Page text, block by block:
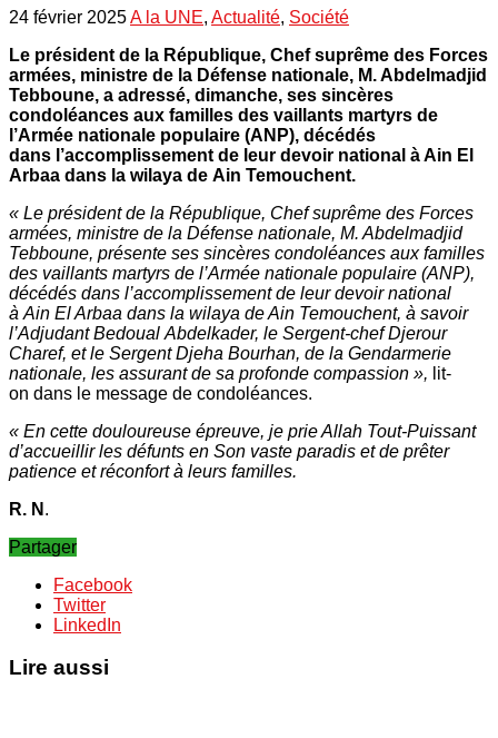
24 février 2025A la UNE, Actualité, Société
Le président de la République, Chef suprême des Forces
armées, ministre de la Défense nationale, M. Abdelmadjid
Tebboune, a adressé, dimanche, ses sincères
condoléances aux familles des vaillants martyrs de
l’Armée nationale populaire (ANP), décédés
dans l’accomplissement de leur devoir national à Ain El
Arbaa dans la wilaya de Ain Temouchent.
« Le président de la République, Chef suprême des Forces
armées, ministre de la Défense nationale, M. Abdelmadjid
Tebboune, présente ses sincères condoléances aux familles
des vaillants martyrs de l’Armée nationale populaire (ANP),
décédés dans l’accomplissement de leur devoir national
à Ain El Arbaa dans la wilaya de Ain Temouchent, à savoir
l’Adjudant Bedoual Abdelkader, le Sergent-chef Djerour
Charef, et le Sergent Djeha Bourhan, de la Gendarmerie
nationale, les assurant de sa profonde compassion », lit-
on dans le message de condoléances.
« En cette douloureuse épreuve, je prie Allah Tout-Puissant
d’accueillir les défunts en Son vaste paradis et de prêter
patience et réconfort à leurs familles.
R. N .
Partager
Facebook
Twitter
LinkedIn
Lire aussi